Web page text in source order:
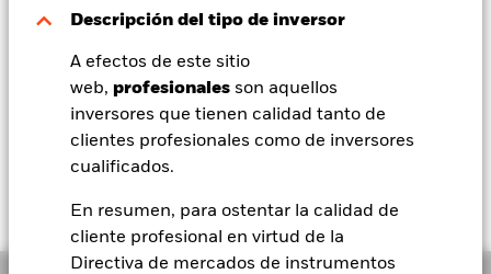
Descripción del tipo de inversor
A efectos de este sitio
web, profesionales son aquellos
inversores que tienen calidad tanto de
clientes profesionales como de inversores
cualificados.
En resumen, para ostentar la calidad de
cliente profesional en virtud de la
Directiva de mercados de instrumentos
España
Change location
BlackRock
iShares
Nuestra compañía
USD -0,06 (-0,16%)